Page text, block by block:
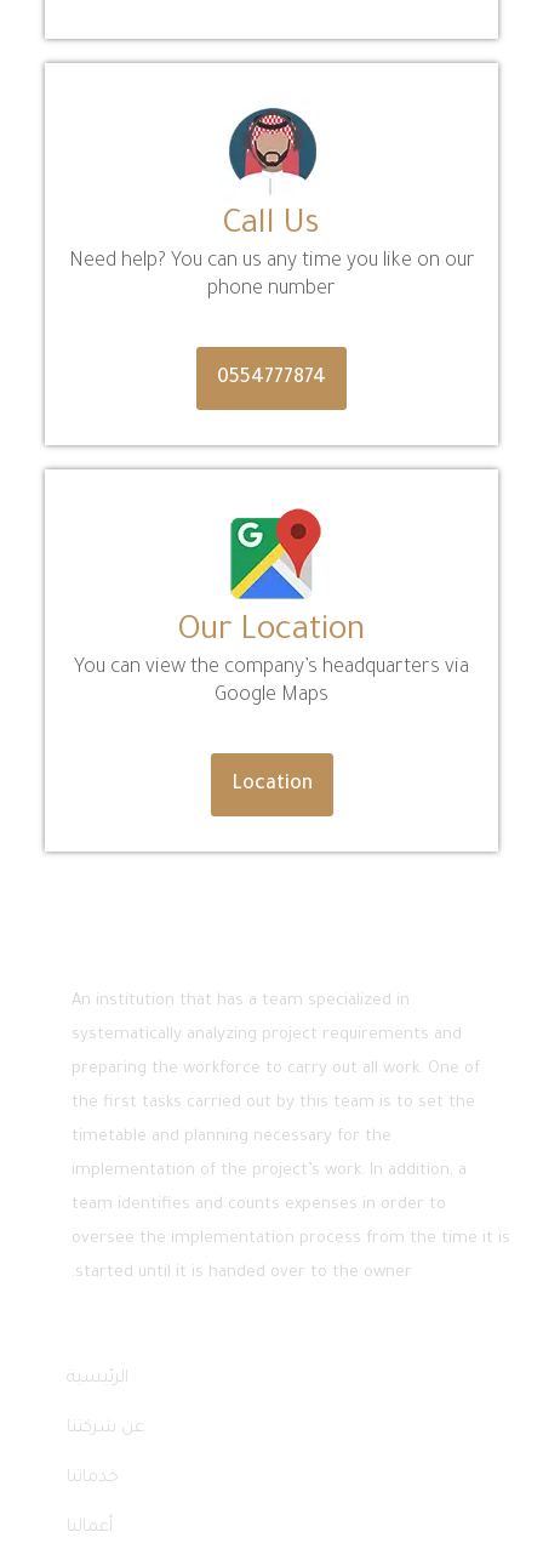
Call Us
Need help? You can us any time you like on our
phone number
0554777874
Our Location
You can view the company’s headquarters via
Google Maps
Location
An institution that has a team specialized in
systematically analyzing project requirements and
preparing the workforce to carry out all work. One of
the first tasks carried out by this team is to set the
timetable and planning necessary for the
implementation of the project’s work. In addition, a
team identifies and counts expenses in order to
oversee the implementation process from the time it is
started until it is handed over to the owner.
الرئيسية
عن شركتنا
خدماتنا
أعمالنا